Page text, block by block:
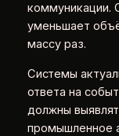
коммуникации.
уменьшает
массу раз.
Системы
ответа на
должны
промышленное